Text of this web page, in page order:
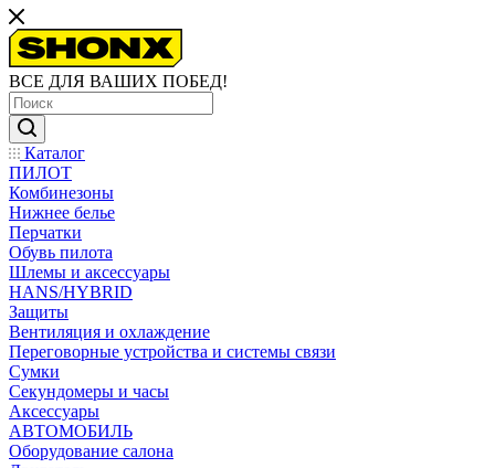
ВСЕ ДЛЯ ВАШИХ ПОБЕД!
Каталог
ПИЛОТ
Комбинезоны
Нижнее белье
Перчатки
Обувь пилота
Шлемы и аксессуары
HANS/HYBRID
Защиты
Вентиляция и охлаждение
Переговорные устройства и системы связи
Сумки
Секундомеры и часы
Аксессуары
АВТОМОБИЛЬ
Оборудование салона